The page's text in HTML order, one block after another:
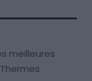
meilleures